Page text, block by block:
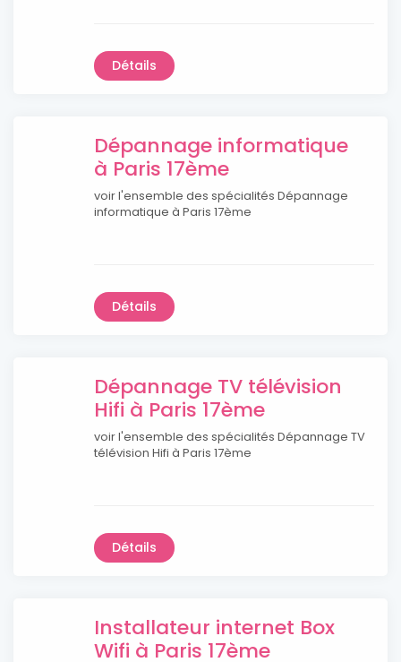
Détails
Dépannage informatique
à Paris 17ème
voir l'ensemble des spécialités Dépannage
informatique à Paris 17ème
Détails
Dépannage TV télévision
Hifi à Paris 17ème
voir l'ensemble des spécialités Dépannage TV
télévision Hifi à Paris 17ème
Détails
Installateur internet Box
Wifi à Paris 17ème